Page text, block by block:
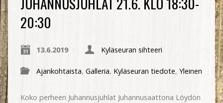
20:30
13.6.2019 Kyläseuran sihteeri
Ajankohtaista, Galleria, Kyläseuran tiedote, Yleinen
Koko perheen Juhannusjuhlat Juhannusaattona Löydön